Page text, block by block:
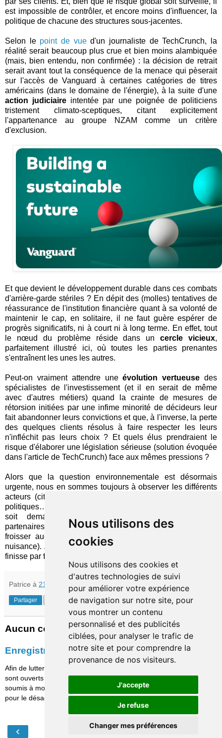
Nous utilisons des
cookies
Nous utilisons des cookies et
d'autres technologies de suivi
pour améliorer votre expérience
de navigation sur notre site, pour
vous montrer un contenu
personnalisé et des publicités
ciblées, pour analyser le trafic de
notre site et pour comprendre la
provenance de nos visiteurs.
J'accepte
Je refuse
Changer mes préférences
est impossible de contrôler, et encore moins d'influencer, la
politique de chacune des structures sous-jacentes.
Selon le point de vued'un journaliste de TechCrunch, la
réalité serait beaucoup plus crue et bien moins alambiquée
(mais, bien entendu, non confirmée) : la décision de retrait
serait avant tout la conséquence de la menace qui pèserait
sur l'accès de Vanguard à certaines catégories de titres
américains (dans le domaine de l'énergie), à la suite d'une
action judiciaire intentée par une poignée de politiciens
tristement climato-sceptiques, citant explicitement
l'appartenance au groupe NZAM comme un critère
d'exclusion.
Et que devient le développement durable dans ces combats
d'arrière-garde stériles ? En dépit des (molles) tentatives de
réassurance de l'institution financière quant à sa volonté de
maintenir le cap, en solitaire, il ne faut guère espérer de
progrès significatifs, ni à court ni à long terme. En effet, tout
le nœud du problème réside dans uncercle vicieux,
parfaitement illustré ici, où toutes les parties prenantes
s'entraînent les unes les autres.
Peut-on vraiment attendre uneévolution vertueuse des
spécialistes de l'investissement (et il en serait de même
avec d'autres métiers) quand la crainte de mesures de
rétorsion initiées par une infime minorité de décideurs leur
fait abandonner leurs convictions et que, à l'inverse, la perte
des quelques clients résolus à faire respecter les leurs
n'infléchit pas leurs choix ? Et quels élus prendraient le
risque d'élaborer une législation sérieuse (solution évoquée
dans l'article de TechCrunch) face aux mêmes pressions ?
Alors que la question environnementale est désormais
urgente, nous en sommes toujours à observer les différents
acteurs (citoyens, établissements financiers, responsables
politiques…) soit se renvoyer la balle de la responsabilité,
soit demander (implicitement) l'unanimité de leurs
partenaires pour oser faire un pas en avant, de manière à ne
froisser aucune susceptibilité (disposant d'un pouvoir de
nuisance). Afin d'éviter le pire, il faudra bien que quelqu'un
finisse par faire preuve de courage
Patrice à 21:30
Partager
Aucun commentaire:
Enregistrer un commentaire
Afin de lutter contre le spam, les commentaires ne
sont ouverts qu'aux personnes identifiées et sont
soumis à modération (je suis sincèrement désolé
pour le désagrément causé…)
‹ Accueil